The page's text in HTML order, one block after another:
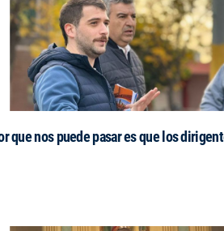
que nos puede pasar es que los